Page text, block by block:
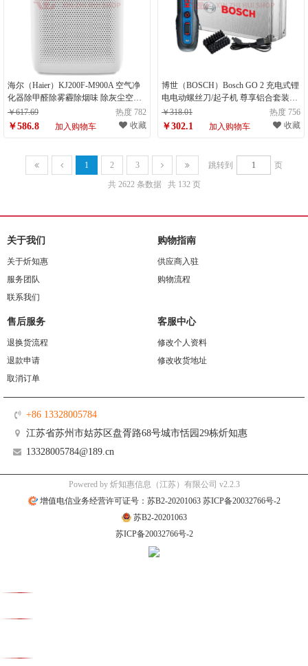
海尔（Haier）KJ200F-M900A 空气净
化器除甲醛除雾霾除烟味 除灰尘空气
消毒机新风机（计量单位：台）
￥617.69 热度 782
￥586.8 加入购物车 收藏
博世（BOSCH）Bosch GO 2 充电式锂
电电动螺丝刀/起子机 尊享铝合套装二
代升级版（计量单位：把）
￥318.01 热度 756
￥302.1 加入购物车 收藏
1 2 3 跳转到
页
共 2622 条数据
共 132 页
关于我们
关于炘知惠
服务团队
联系我们
购物指南
供应商入驻
购物流程
售后服务
退换货流程
退款申请
取消订单
客服中心
修改个人资料
修改收货地址
+86 13328005784
江苏省苏州市姑苏区盘胥路68号城市恬园29栋炘知惠
13328005784@189.cn
Powered by 炘知惠信息（江苏）有限公司 v2.2.3
增值电信业务经营许可证号：苏B2-20201063 苏ICP备20032766号-2
苏B2-20201063
苏ICP备20032766号-2